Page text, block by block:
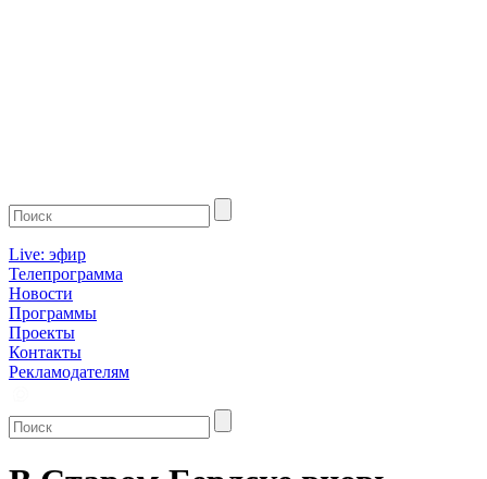
Live: эфир
Телепрограмма
Новости
Программы
Проекты
Контакты
Рекламодателям